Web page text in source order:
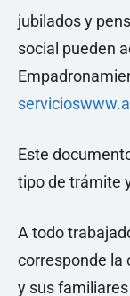
jubilados y
social pueden
Este
tipo de trámite
A todo
corresponde la
y sus